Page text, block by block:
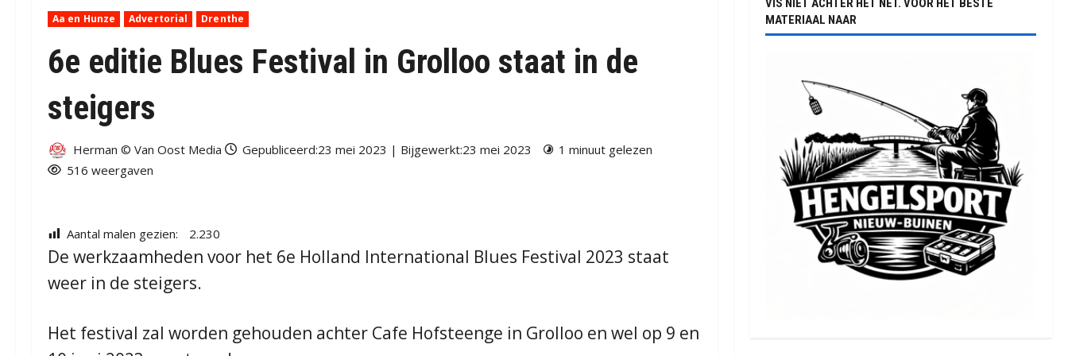
Aa en Hunze Advertorial Drenthe
6e editie Blues Festival in Grolloo staat in de
steigers
Herman © Van Oost Media Gepubliceerd:23 mei 2023 | Bijgewerkt:23 mei 2023
1 minuut gelezen
516 weergaven
Aantal malen gezien: 2.230
De werkzaamheden voor het 6e Holland International Blues Festival 2023 staat
weer in de steigers.
Het festival zal worden gehouden achter Cafe Hofsteenge in Grolloo en wel op 9 en
VIS NIET ACHTER HET NET. VOOR HET BESTE
MATERIAAL NAAR